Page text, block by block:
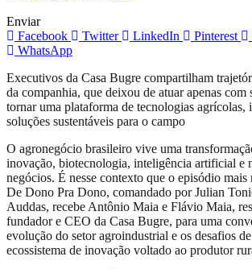
Enviar
Facebook
Twitter LinkedIn Pinterest
WhatsApp
Executivos da Casa Bugre compartilham
da companhia, que deixou de atuar apenas com
tornar uma plataforma de tecnologias agrícolas,
soluções sustentáveis para o campo
O agronegócio brasileiro vive uma
inovação, biotecnologia, inteligência artificial e
negócios. É nesse contexto que o episódio mais
De Dono Pra Dono, comandado por Julian
Auddas, recebe Antônio Maia e Flávio Maia,
fundador e CEO da Casa Bugre, para uma
evolução do setor agroindustrial e os desafios
ecossistema de inovação voltado ao produtor